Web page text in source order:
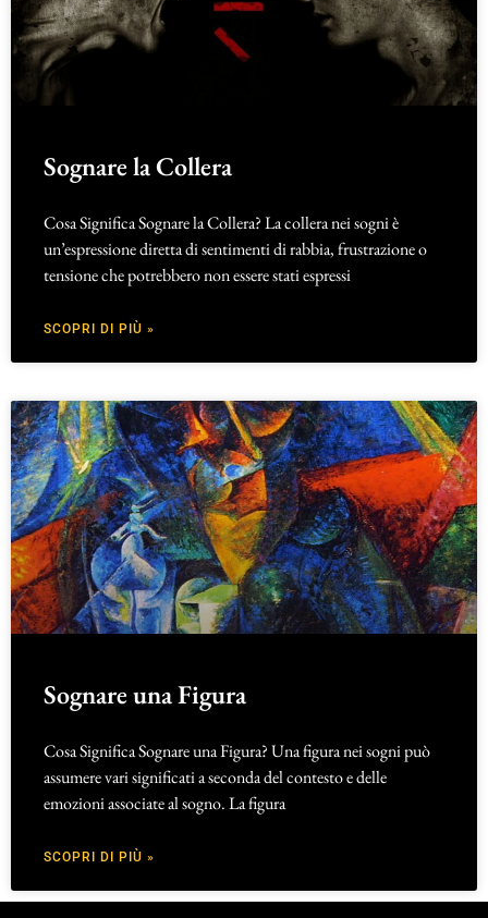
Sognare la Collera
Cosa Significa Sognare la Collera? La collera nei sogni è
un’espressione diretta di sentimenti di rabbia, frustrazione o
tensione che potrebbero non essere stati espressi
SCOPRI DI PIÙ »
Sognare una Figura
Cosa Significa Sognare una Figura? Una figura nei sogni può
assumere vari significati a seconda del contesto e delle
emozioni associate al sogno. La figura
SCOPRI DI PIÙ »